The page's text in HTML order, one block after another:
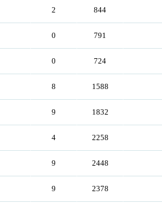
2 844
0 791
0 724
8 1588
9 1832
4 2258
9 2448
9 2378